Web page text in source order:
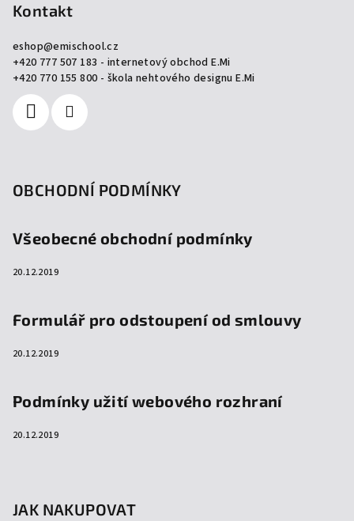
Kontakt
eshop@emischool.cz
+420 777 507 183 - internetový obchod E.Mi
+420 770 155 800 - škola nehtového designu E.Mi
OBCHODNÍ PODMÍNKY
Všeobecné obchodní podmínky
20.12.2019
Formulář pro odstoupení od smlouvy
20.12.2019
Podmínky užití webového rozhraní
20.12.2019
JAK NAKUPOVAT